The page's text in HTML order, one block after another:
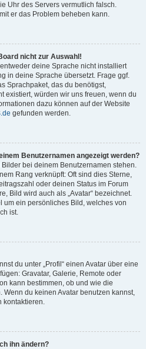
Uhr des Servers vermutlich falsch.
er das Problem beheben kann.
nicht zur Auswahl!
deine Sprache nicht installiert
in deine Sprache übersetzt. Frage ggf.
Sprachpaket, das du benötigst,
existiert, würden wir uns freuen, wenn du
dazu können auf der Website
gefunden werden.
Benutzernamen angezeigt werden?
bei deinem Benutzernamen stehen.
Rang verknüpft: Oft sind dies Sterne,
oder deinen Status im Forum
Bild wird auch als „Avatar“ bezeichnet.
um ein persönliches Bild, welches von
ist.
du unter „Profil“ einen Avatar über eine
Gravatar, Galerie, Remote oder
kann bestimmen, ob und wie die
Wenn du keinen Avatar benutzen kannst,
kontaktieren.
ihn ändern?